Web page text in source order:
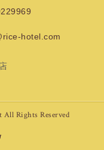
hotel.com
Rights Reserved